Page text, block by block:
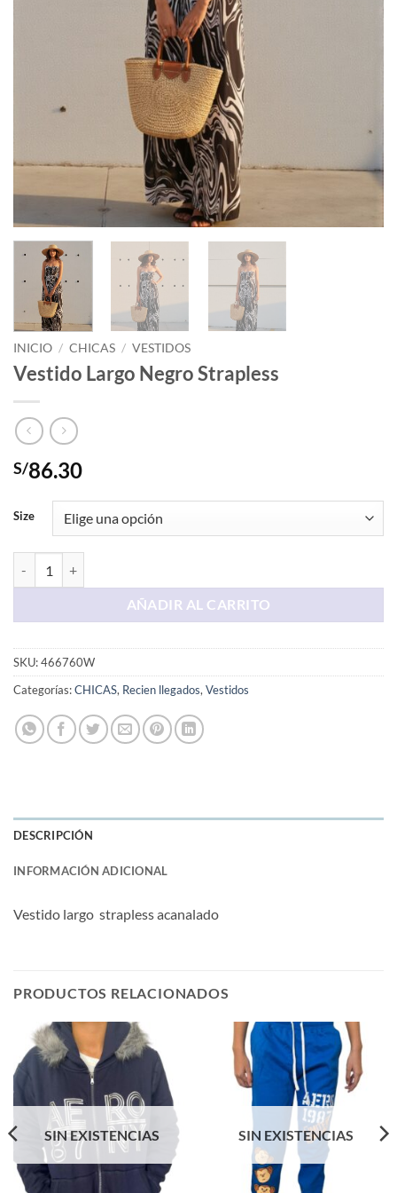
INICIO / CHICAS / VESTIDOS
Vestido Largo Negro Strapless
S/86.30
Size
AÑADIR AL CARRITO
SKU:466760W
Categorías:CHICAS, Recien llegados, Vestidos
DESCRIPCIÓN
INFORMACIÓN ADICIONAL
Vestido largo strapless acanalado
PRODUCTOS RELACIONADOS
SIN EXISTENCIAS SIN EXISTENCIAS